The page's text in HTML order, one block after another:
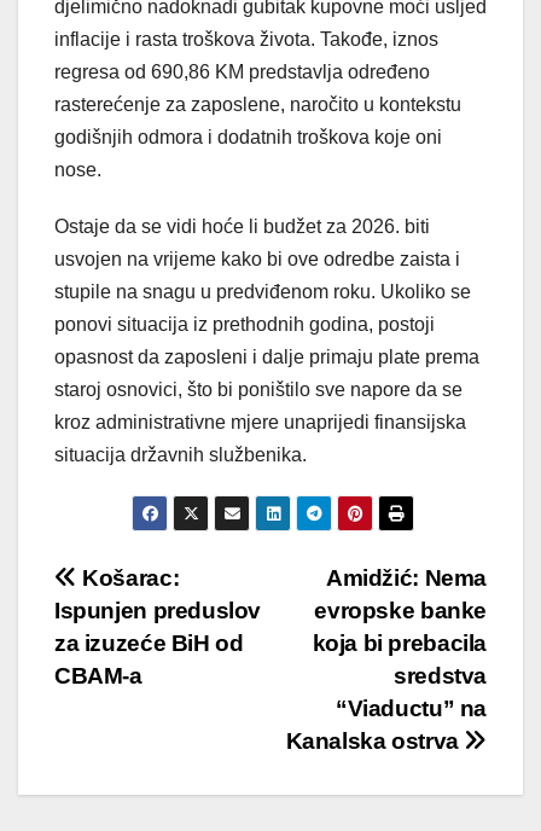
djelimično nadoknadi gubitak kupovne moći usljed
inflacije i rasta troškova života. Takođe, iznos
regresa od 690,86 KM predstavlja određeno
rasterećenje za zaposlene, naročito u kontekstu
godišnjih odmora i dodatnih troškova koje oni
nose.
Ostaje da se vidi hoće li budžet za 2026. biti
usvojen na vrijeme kako bi ove odredbe zaista i
stupile na snagu u predviđenom roku. Ukoliko se
ponovi situacija iz prethodnih godina, postoji
opasnost da zaposleni i dalje primaju plate prema
staroj osnovici, što bi poništilo sve napore da se
kroz administrativne mjere unaprijedi finansijska
situacija državnih službenika.
Post
navigation
Amidžić: Nema
evropske banke
koja bi prebacila
sredstva
“Viaductu” na
Kanalska ostrva
Košarac:
Ispunjen preduslov
za izuzeće BiH od
CBAM-a